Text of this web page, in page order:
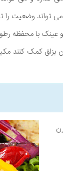
می تواند وضعیت
عینک با محفظه
بزاق کمک